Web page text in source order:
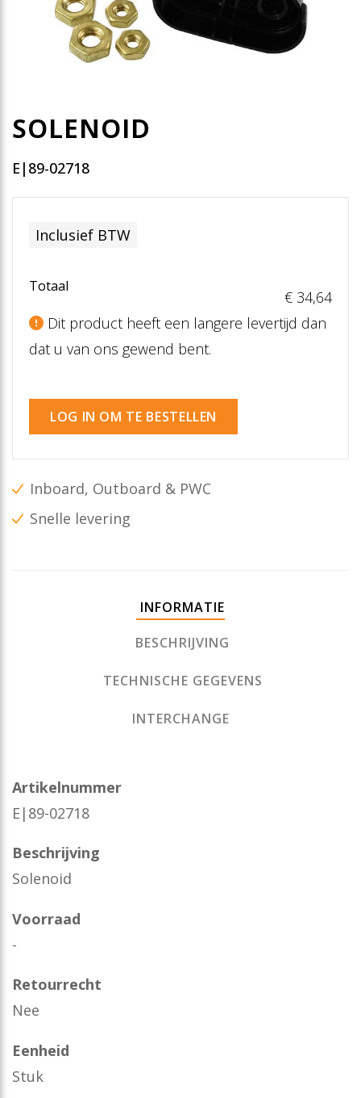
SOLENOID
E|89-02718
Inclusief BTW
Totaal
€ 34,64
Dit product heeft een langere levertijd dan
dat u van ons gewend bent.
LOG IN OM TE BESTELLEN
Inboard, Outboard & PWC
Snelle levering
INFORMATIE
BESCHRIJVING
TECHNISCHE GEGEVENS
INTERCHANGE
Artikelnummer
E|89-02718
Beschrijving
Solenoid
Voorraad
-
Retourrecht
Nee
Eenheid
Stuk